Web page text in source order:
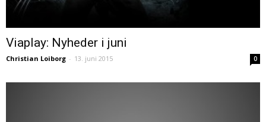
Viaplay: Nyheder i juni
Christian Loiborg - 13. juni 2015 0